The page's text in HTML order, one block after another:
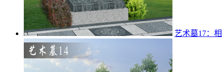
艺术墓17：